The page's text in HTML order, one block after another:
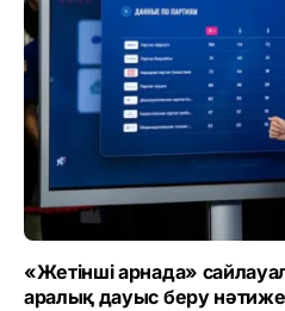
«Жетінші арнада»
аралық дауыс беру